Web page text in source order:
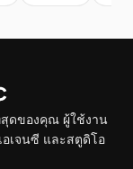
ดของคุณ ผู้ใช้งาน
อเจนซี และสตูดิโอ